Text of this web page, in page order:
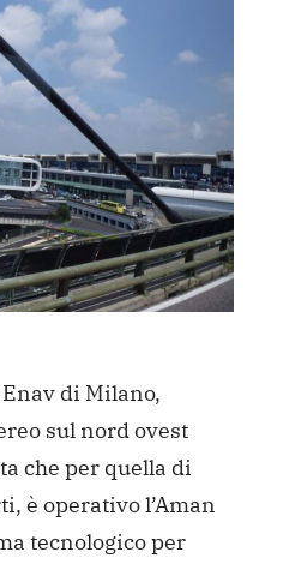
di Milano,
sul nord ovest
che per quella di
è operativo l’Aman
tecnologico per